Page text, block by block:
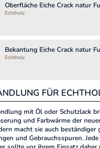
Oberfläche Eiche Crack natur
Echtholz
Bekantung Eiche Crack natur
Echtholz
FÜR
mit Öl oder Schutzlack
und Farbwärme der
macht sie auch beständiger
und Gebrauchsspuren.